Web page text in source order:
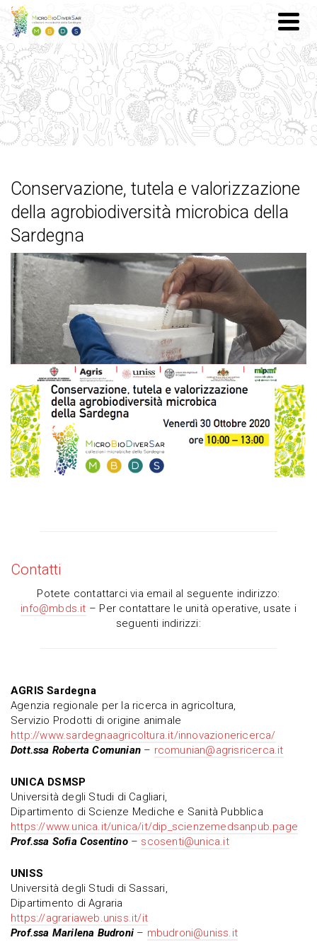
Conservazione, tutela e valorizzazione
della agrobiodiversità microbica della
Sardegna
PROGETTO
Progetto Biodiversità microbica della
Sardegna
WORKSHOP
Atti del Workshop ‘Conservazione, tutela e
valorizzazione della agrobiodiversità
microbica della Sardegna’
Contatti
Potete contattarci via email al seguente indirizzo:
info@mbds.it – Per contattare le unità operative, usate i
seguenti indirizzi:
AGRIS Sardegna
Agenzia regionale per la ricerca in agricoltura,
Servizio Prodotti di origine animale
http://www.sardegnaagricoltura.it/innovazionericerca/
Dott.ssa Roberta Comunian – rcomunian@agrisricerca.it
UNICA DSMSP
Università degli Studi di Cagliari,
Dipartimento di Scienze Mediche e Sanità Pubblica
https://www.unica.it/unica/it/dip_scienzemedsanpub.page
Prof.ssa Sofia Cosentino– scosenti@unica.it
UNISS
Università degli Studi di Sassari,
Dipartimento di Agraria
https://agrariaweb.uniss.it/it
Prof.ssa Marilena Budroni – mbudroni@uniss.it